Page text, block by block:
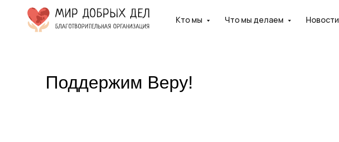
Кто мы Что мы делаем Новости
Поддержим Веру!